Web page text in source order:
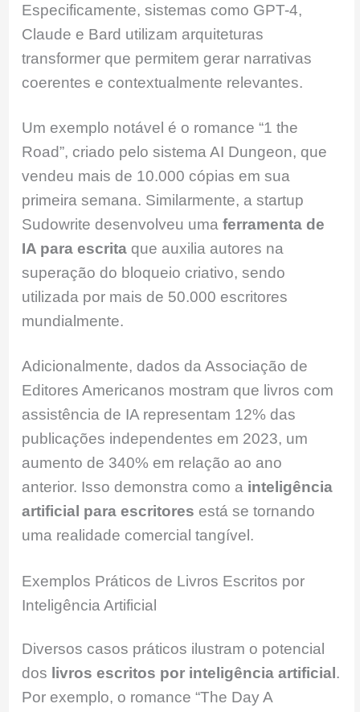
Especificamente, sistemas como GPT-4,
Claude e Bard utilizam arquiteturas
transformer que permitem gerar narrativas
coerentes e contextualmente relevantes.
Um exemplo notável é o romance “1 the
Road”, criado pelo sistema AI Dungeon, que
vendeu mais de 10.000 cópias em sua
primeira semana. Similarmente, a startup
Sudowrite desenvolveu umaferramenta de
IA para escrita que auxilia autores na
superação do bloqueio criativo, sendo
utilizada por mais de 50.000 escritores
mundialmente.
Adicionalmente, dados da Associação de
Editores Americanos mostram que livros com
assistência de IA representam 12% das
publicações independentes em 2023, um
aumento de 340% em relação ao ano
anterior. Isso demonstra como a inteligência
artificial para escritores está se tornando
uma realidade comercial tangível.
Exemplos Práticos de Livros Escritos por
Inteligência Artificial
Diversos casos práticos ilustram o potencial
dos livros escritos por inteligência artificial .
Por exemplo, o romance “The Day A